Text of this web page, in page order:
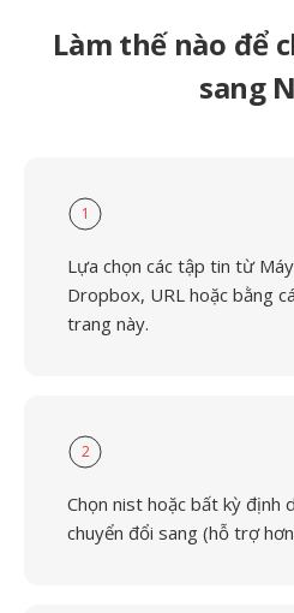
Làm thế nào để
sang
1
Lựa chọn các tập tin từ
Dropbox, URL hoặc bằng
trang này.
2
Chọn nist hoặc bất kỳ định
chuyển đổi sang (hỗ trợ